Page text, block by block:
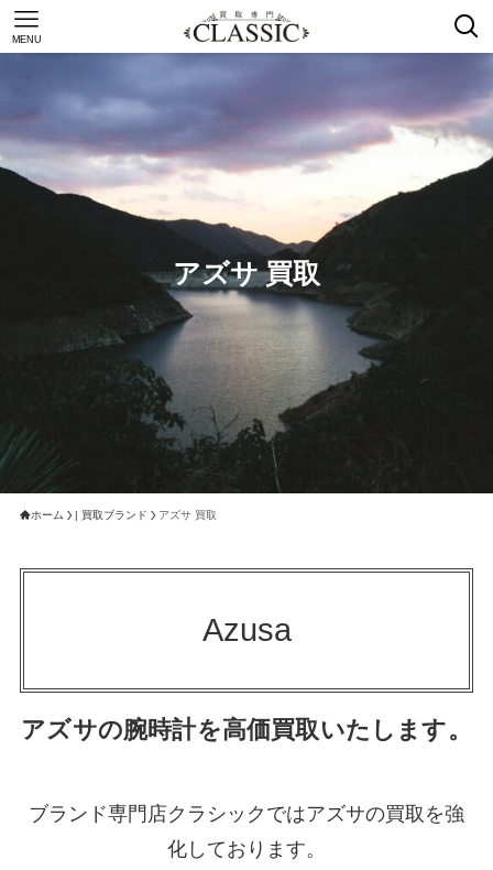
MENU
アズサ 買取
ホーム | 買取ブランド アズサ 買取
Azusa
アズサの腕時計を高価買取いたします。
ブランド専門店クラシックではアズサの買取を強
化しております。